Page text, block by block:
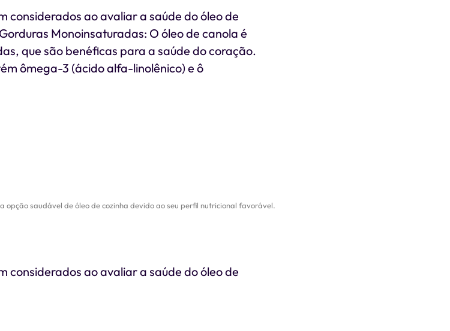
considerados ao avaliar a saúde do óleo de
Monoinsaturadas: O óleo de canola é
que são benéficas para a saúde do coração.
ômega-3 (ácido alfa-linolênico) e ô
opção saudável de óleo de cozinha devido ao seu perfil nutricional favorável.
considerados ao avaliar a saúde do óleo de